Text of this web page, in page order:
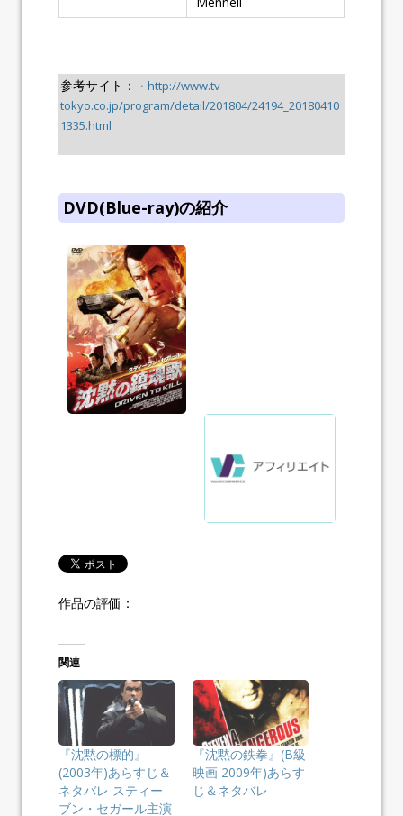
参考サイト： ・ http://www.tv-
tokyo.co.jp/program/detail/201804/24194_20180410
1335.html
DVD(Blue-ray)の紹介
作品の評価：
関連
『沈黙の標的』
(2003年)あらすじ＆
ネタバレ スティー
ブン・セガール主演
『沈黙の鉄拳』(B級
映画 2009年)あらす
じ＆ネタバレ